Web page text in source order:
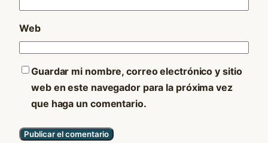
Web
Guardar mi nombre, correo electrónico y sitio
web en este navegador para la próxima vez
que haga un comentario.